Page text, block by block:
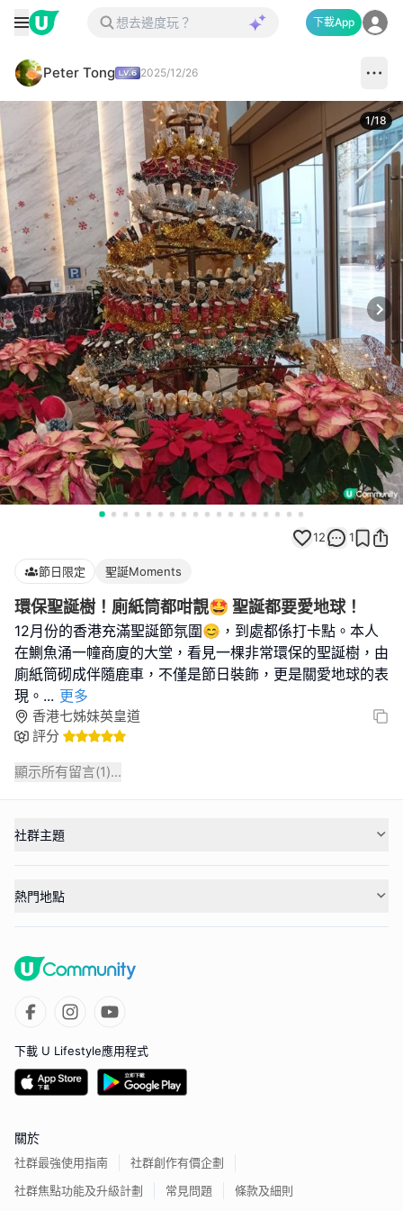
下載App
Peter Tong 2025/12/26
1/18
12 1
節日限定 聖誕Moments
環保聖誕樹！廁紙筒都咁靚🤩 聖誕都要愛地球！
12月份的香港充滿聖誕節氛圍😊，到處都係打卡點。本人
在鰂魚涌一幢商廈的大堂，看見一棵非常環保的聖誕樹，由
廁紙筒砌成伴隨鹿車，不僅是節日裝飾，更是關愛地球的表
現。 ... 更多
香港七姊妹英皇道
評分
顯示所有留言(1)...
社群主題
熱門地點
下載 U Lifestyle應用程式
關於
社群最強使用指南
社群創作有價企劃
社群焦點功能及升級計劃
常見問題 條款及細則